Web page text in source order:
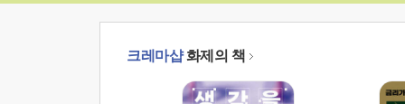
크레마샵화제의 책